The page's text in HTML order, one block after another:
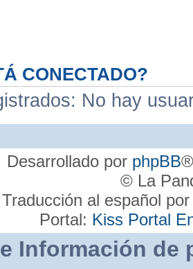
CONECTADO?
No hay
Desarrollado por phpBB
© La
Traducción al español
Portal: Kiss Portal
Información de